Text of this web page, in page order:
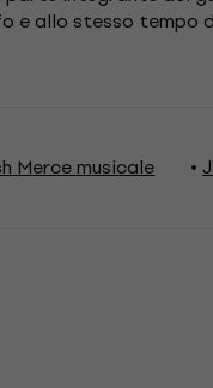
e allo stesso tempo
Merce musicale